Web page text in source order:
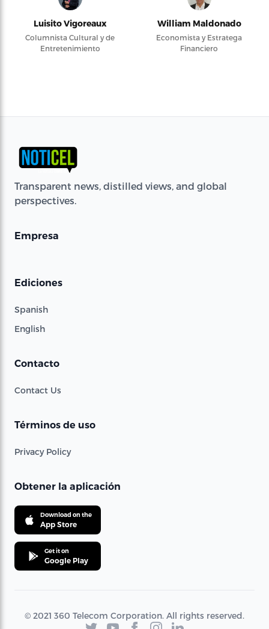
Luisito Vigoreaux
Columnista Cultural y de
Entretenimiento
William Maldonado
Economista y Estratega
Financiero
Transparent news, distilled views, and global
perspectives.
Empresa
Ediciones
Spanish
English
Contacto
Contact Us
Términos de uso
Privacy Policy
Obtener la aplicación
Download on the
App Store
Get it on
Google Play
© 2021 360 Telecom Corporation. All rights reserved.